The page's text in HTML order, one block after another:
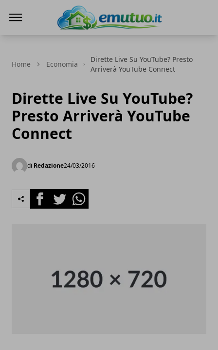
Home Economia
Dirette Live Su YouTube? Presto
Arriverà YouTube Connect
Dirette Live Su YouTube?
Presto Arriverà YouTube
Connect
di Redazione24/03/2016
FacebookTwitterWhatsapp